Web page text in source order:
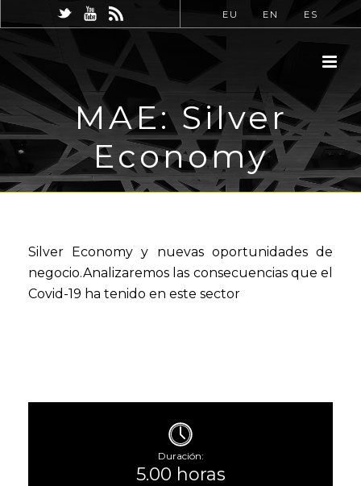
EU EN ES
MAE: Silver
Economy
Silver Economy y nuevas oportunidades de
negocio.Analizaremos las consecuencias que el
Covid-19 ha tenido en este sector
Duración:
5.00 horas